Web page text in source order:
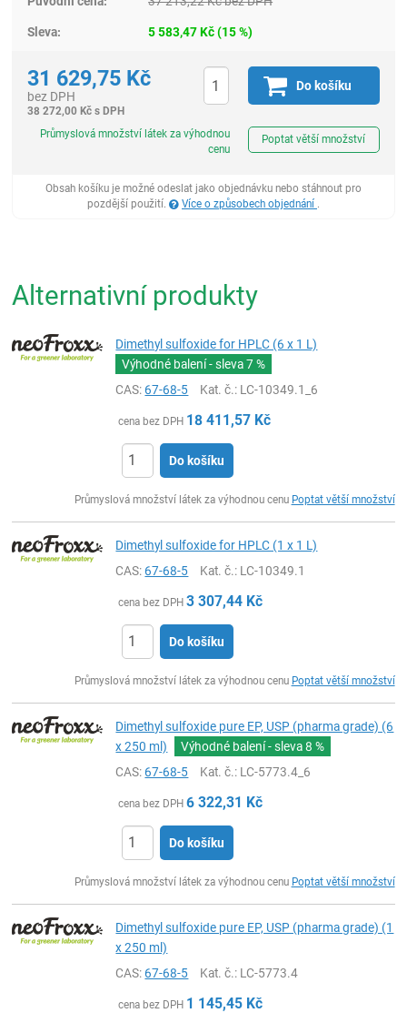
Sleva: 5 583,47Kč(15%)
31 629,75 Kč
bez DPH
38 272,00 Kč s DPH
Do košíku
Průmyslová množství látek za výhodnou
cenu
Poptat větší množství
Obsah košíku je možné odeslat jako objednávku nebo stáhnout pro
pozdější použití.
Více o způsobech objednání
Alternativní produkty
Dimethyl sulfoxide for HPLC (6 x 1 L)
Výhodné balení - sleva7 %
CAS:67-68-5 Kat. č.: LC-10349.1_6
cena bez DPH 18 411,57 Kč
Do košíku
Průmyslová množství látek za výhodnou cenu Poptat větší množství
Dimethyl sulfoxide for HPLC (1 x 1 L)
CAS:67-68-5 Kat. č.: LC-10349.1
cena bez DPH 3 307,44 Kč
Do košíku
Průmyslová množství látek za výhodnou cenu Poptat větší množství
Dimethyl sulfoxide pure EP, USP (pharma grade) (6
x 250 ml)
Výhodné balení - sleva8 %
CAS:67-68-5 Kat. č.: LC-5773.4_6
cena bez DPH 6 322,31 Kč
Do košíku
Průmyslová množství látek za výhodnou cenu Poptat větší množství
Dimethyl sulfoxide pure EP, USP (pharma grade) (1
x 250 ml)
CAS:67-68-5 Kat. č.: LC-5773.4
cena bez DPH 1 145,45 Kč